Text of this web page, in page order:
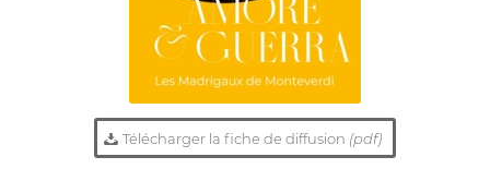
Télécharger la fiche de diffusion (pdf)